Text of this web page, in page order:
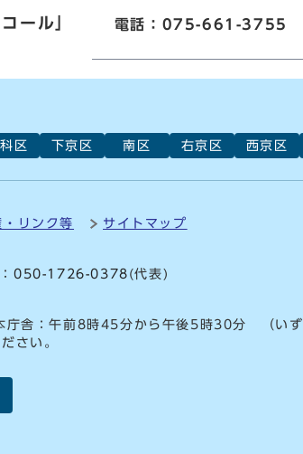
ール」 電話：075-661-3755
区 下京区 南区 右京区 西京区
・リンク等 サイトマップ
050-1726-0378 (代表)
舎：午前8時45分から午後5時30分 （いず
さい。